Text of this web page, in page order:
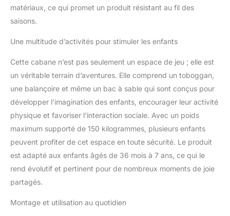
matériaux, ce qui promet un produit résistant au fil des
saisons.
Une multitude d’activités pour stimuler les enfants
Cette cabane n’est pas seulement un espace de jeu ; elle est
un véritable terrain d’aventures. Elle comprend un toboggan,
une balançoire et même un bac à sable qui sont conçus pour
développer l’imagination des enfants, encourager leur activité
physique et favoriser l’interaction sociale. Avec un poids
maximum supporté de 150 kilogrammes, plusieurs enfants
peuvent profiter de cet espace en toute sécurité. Le produit
est adapté aux enfants âgés de 36 mois à 7 ans, ce qui le
rend évolutif et pertinent pour de nombreux moments de joie
partagés.
Montage et utilisation au quotidien